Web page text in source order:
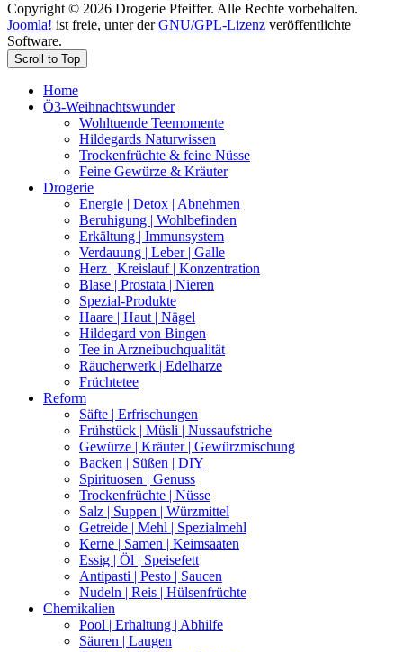
Copyright © 2026 Drogerie Pfeiffer. Alle Rechte vorbehalten.
Joomla! ist freie, unter derGNU/GPL-Lizenz veröffentlichte
Software.
Scroll to Top
Home
Ö3-Weihnachtswunder
Wohltuende Teemomente
Hildegards Naturwissen
Trockenfrüchte & feine Nüsse
Feine Gewürze & Kräuter
Drogerie
Energie | Detox | Abnehmen
Beruhigung | Wohlbefinden
Erkältung | Immunsystem
Verdauung | Leber | Galle
Herz | Kreislauf | Konzentration
Blase | Prostata | Nieren
Spezial-Produkte
Haare | Haut | Nägel
Hildegard von Bingen
Tee in Arzneibuchqualität
Räucherwerk | Edelharze
Früchtetee
Reform
Säfte | Erfrischungen
Frühstück | Müsli | Nussaufstriche
Gewürze | Kräuter | Gewürzmischung
Backen | Süßen | DIY
Spirituosen | Genuss
Trockenfrüchte | Nüsse
Salz | Suppen | Würzmittel
Getreide | Mehl | Spezialmehl
Kerne | Samen | Keimsaaten
Essig | Öl | Speisefett
Antipasti | Pesto | Saucen
Nudeln | Reis | Hülsenfrüchte
Chemikalien
Pool | Erhaltung | Abhilfe
Säuren | Laugen